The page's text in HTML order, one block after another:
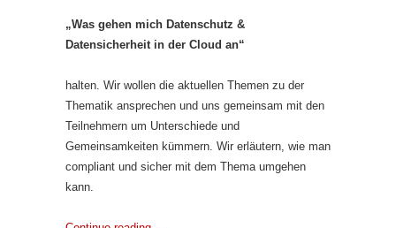
„Was gehen mich Datenschutz &
Datensicherheit in der Cloud an“
halten. Wir wollen die aktuellen Themen zu der
Thematik ansprechen und uns gemeinsam mit den
Teilnehmern um Unterschiede und
Gemeinsamkeiten kümmern. Wir erläutern, wie man
compliant und sicher mit dem Thema umgehen
kann.